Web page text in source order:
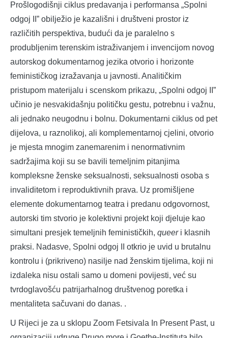
Prošlogodišnji ciklus predavanja i performansa „Spolni
odgoj II” obilježio je kazališni i društveni prostor iz
različitih perspektiva, budući da je paralelno s
produbljenim terenskim istraživanjem i invencijom novog
autorskog dokumentarnog jezika otvorio i horizonte
feminističkog izražavanja u javnosti. Analitičkim
pristupom materijalu i scenskom prikazu, „Spolni odgoj II”
učinio je nesvakidašnju političku gestu, potrebnu i važnu,
ali jednako neugodnu i bolnu. Dokumentarni ciklus od pet
dijelova, u raznolikoj, ali komplementarnoj cjelini, otvorio
je mjesta mnogim zanemarenim i nenormativnim
sadržajima koji su se bavili temeljnim pitanjima
kompleksne ženske seksualnosti, seksualnosti osoba s
invaliditetom i reproduktivnih prava. Uz promišljene
elemente dokumentarnog teatra i predanu odgovornost,
autorski tim stvorio je kolektivni projekt koji djeluje kao
simultani presjek temeljnih feminističkih, queer i klasnih
praksi. Nadasve, Spolni odgoj II otkrio je uvid u brutalnu
kontrolu i (prikriveno) nasilje nad ženskim tijelima, koji ni
izdaleka nisu ostali samo u domeni povijesti, već su
tvrdoglavošću patrijarhalnog društvenog poretka i
mentaliteta sačuvani do danas. .
U Rijeci je za u sklopu Zoom Fetsivala In Present Past, u